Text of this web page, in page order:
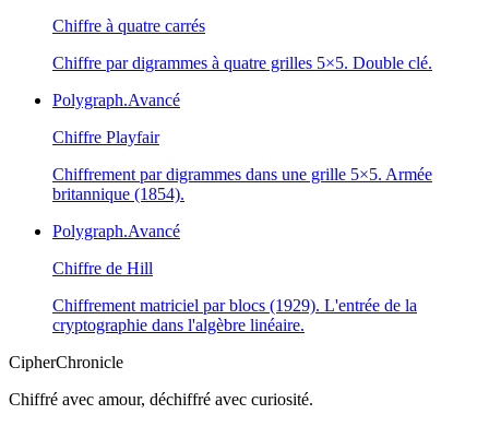
Chiffre à quatre carrés
Chiffre par digrammes à quatre grilles 5×5. Double clé.
Polygraph.Avancé
Chiffre Playfair
Chiffrement par digrammes dans une grille 5×5. Armée
britannique (1854).
Polygraph.Avancé
Chiffre de Hill
Chiffrement matriciel par blocs (1929). L'entrée de la
cryptographie dans l'algèbre linéaire.
CipherChronicle
Chiffré avec amour, déchiffré avec curiosité.